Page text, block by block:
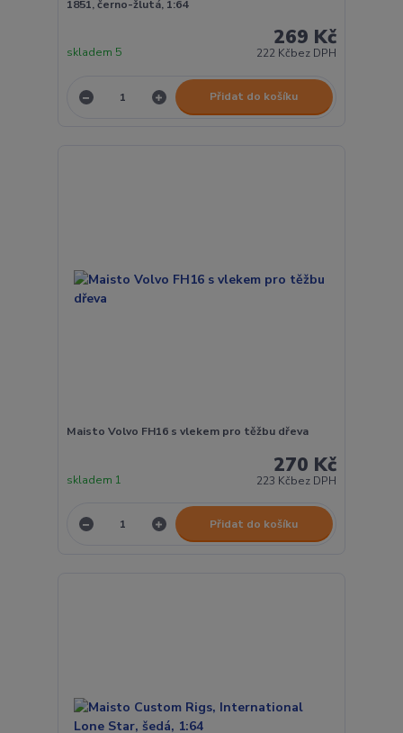
1851, černo-žlutá, 1:64
269 Kč
222 Kčbez DPH
skladem 5
Přidat do košíku
Maisto Volvo FH16 s vlekem pro těžbu dřeva
270 Kč
223 Kčbez DPH
skladem 1
Přidat do košíku